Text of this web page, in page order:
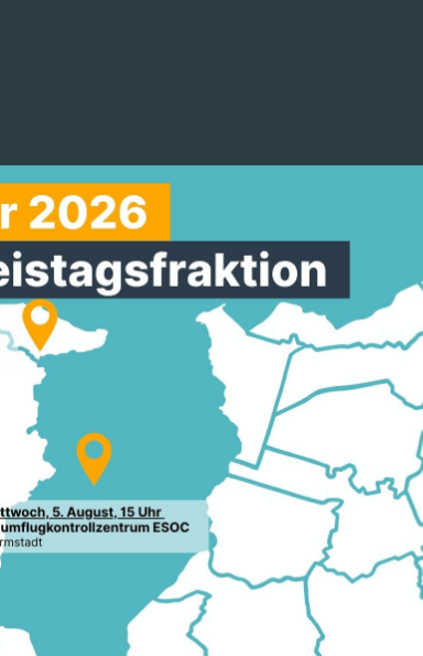
Vereinigungen Arbeitskreise
DANKT DEN
FÜR DIE
Gebiet der Münsterer „Muna“ hat alle
tagelang in Atem gehalten. Die
dem gesamten Landkreis, teilweise
dem Kreis Offenbach sowie Darmstadt
Zeit außerordentliches geleistet.